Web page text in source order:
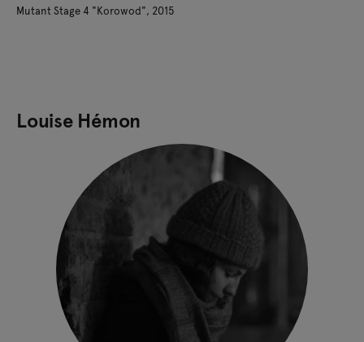
Mutant Stage 4 "Korowod", 2015
Louise Hémon